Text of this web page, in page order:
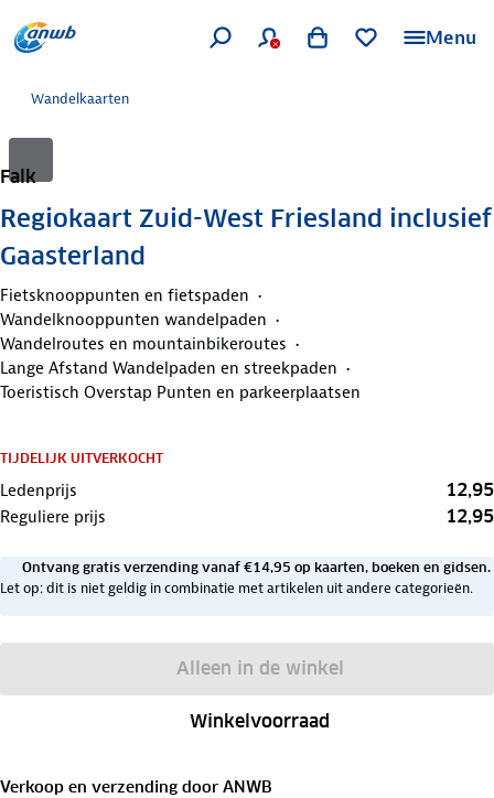
Menu
Wandelkaarten
Falk
Regiokaart Zuid-West Friesland inclusief
Gaasterland
Fietsknooppunten en fietspaden
Wandelknooppunten wandelpaden
Wandelroutes en mountainbikeroutes
Lange Afstand Wandelpaden en streekpaden
Toeristisch Overstap Punten en parkeerplaatsen
TIJDELIJK UITVERKOCHT
Ledenprijs 12,95
Reguliere prijs 12,95
Ontvang gratis verzending vanaf €14,95 op kaarten, boeken en gidsen.
Let op: dit is niet geldig in combinatie met artikelen uit andere categorieën.
Alleen in de winkel
Winkelvoorraad
Verkoop en verzending door ANWB